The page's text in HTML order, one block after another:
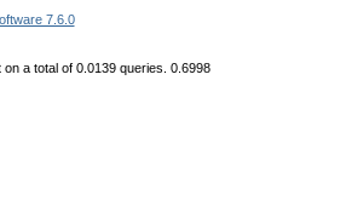
7.6.0
a total of 0.0139 queries. 0.6998